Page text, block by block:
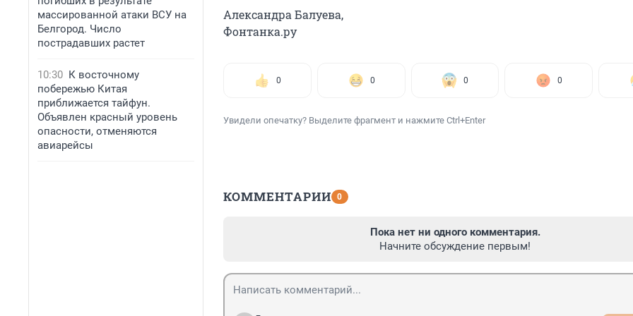
массированной атаки ВСУ на
Белгород. Число
пострадавших растет
10:30 К восточному
побережью Китая
приближается тайфун.
Объявлен красный уровень
опасности, отменяются
авиарейсы
Александра Балуева,
Фонтанка.ру
0 0 0 0
Увидели опечатку? Выделите фрагмент и нажмите Ctrl+Enter
КОММЕНТАРИИ 0
Пока нет ни одного комментария.
Начните обсуждение первым!